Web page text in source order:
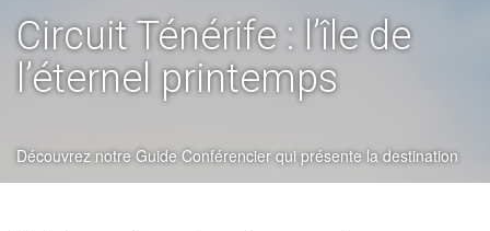
Circuit Ténérife : l’île de
l’éternel printemps
Découvrez notre Guide Conférencier qui présente la destination